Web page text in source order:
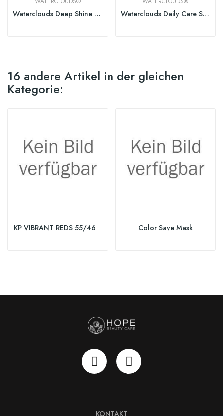
Waterclouds Deep Shine Cream 150ml Waterclouds Daily Care Shampoo
16 andere Artikel in der gleichen
Kategorie:
KP VIBRANT REDS 55/46 Color Save Mask
KONTAKT